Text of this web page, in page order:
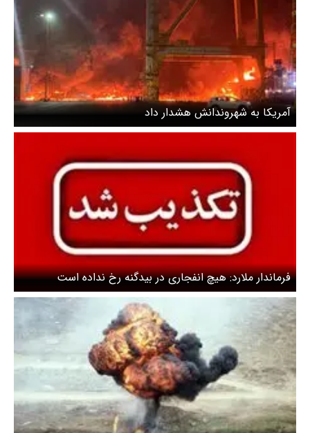
آمریکا به شهروندانش هشدار داد
فرماندار ملارد: هیچ انفجاری در بیدگنه رخ نداده است